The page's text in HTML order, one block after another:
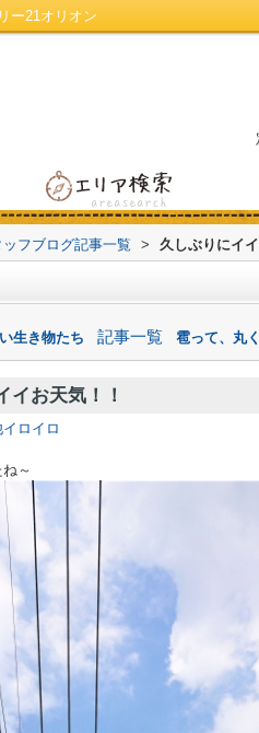
ー21オリオン
フブログ記事一覧 > 久しぶりにイ
生き物たち 記事一覧 雹って、丸
イお天気！！
ロイロ
～